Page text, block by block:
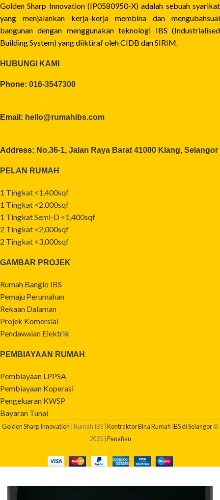
Golden Sharp Innovation (IP0580950-X) adalah sebuah syarikat
yang menjalankan kerja-kerja membina dan mengubahsuai
bangunan dengan menggunakan teknologi IBS (Industrialised
Building System) yang diiktiraf oleh CIDB dan SIRIM.
HUBUNGI KAMI
Phone: 016-3547300
Email: hello@rumahibs.com
Address: No.36-1, Jalan Raya Barat 41000 Klang, Selangor
PELAN RUMAH
1 Tingkat <1,400sqf
1 Tingkat <2,000sqf
1 Tingkat Semi-D <1,400sqf
2 Tingkat <2,000sqf
2 Tingkat <3,000sqf
GAMBAR PROJEK
Rumah Banglo IBS
Pemaju Perumahan
Rekaan Dalaman
Projek Komersial
Pendawaian Elektrik
PEMBIAYAAN RUMAH
Pembiayaan LPPSA
Pembiayaan Koperasi
Pengeluaran KWSP
Bayaran Tunai
Golden Sharp Innovation | Rumah IBS | Kontraktor Bina Rumah IBS di Selangor©
2025 | Penafian